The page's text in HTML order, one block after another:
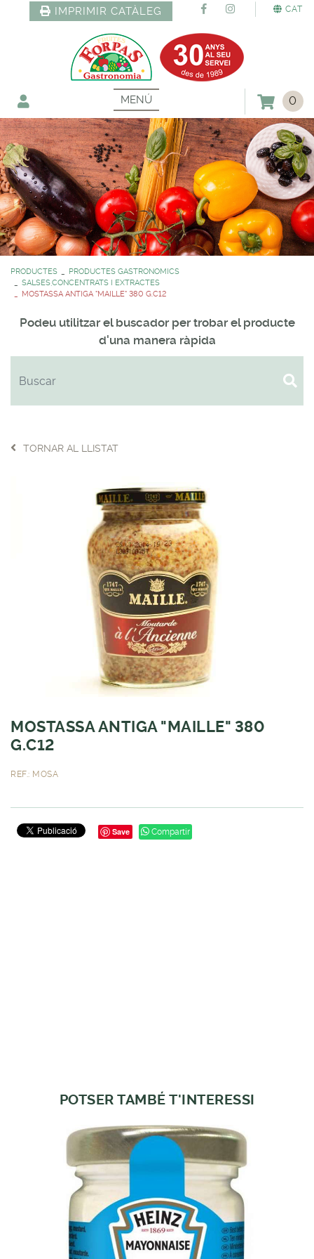
CAT
IMPRIMIR CATÀLEG
MENÚ 0
PRODUCTES
PRODUCTES GASTRONOMICS
SALSES,CONCENTRATS I EXTRACTES
MOSTASSA ANTIGA "MAILLE" 380 G.C12
Podeu utilitzar el buscador per trobar el producte
d'una manera ràpida
TORNAR AL LLISTAT
MOSTASSA ANTIGA "MAILLE" 380
G.C12
REF.: MOSA
Save Compartir
POTSER TAMBÉ T'INTERESSI